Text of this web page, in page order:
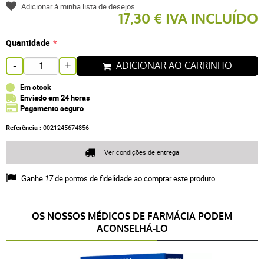
17,30 € IVA INCLUÍDO
Quantidade
- + ADICIONAR AO CARRINHO
Em stock
Enviado em 24 horas
Pagamento seguro
Referência : 0021245674856
Ganhe 17de pontos de fidelidade ao comprar este produto
Adicionar à minha lista de desejos
Ver condições de entrega
OS NOSSOS MÉDICOS DE FARMÁCIA PODEM
ACONSELHÁ-LO